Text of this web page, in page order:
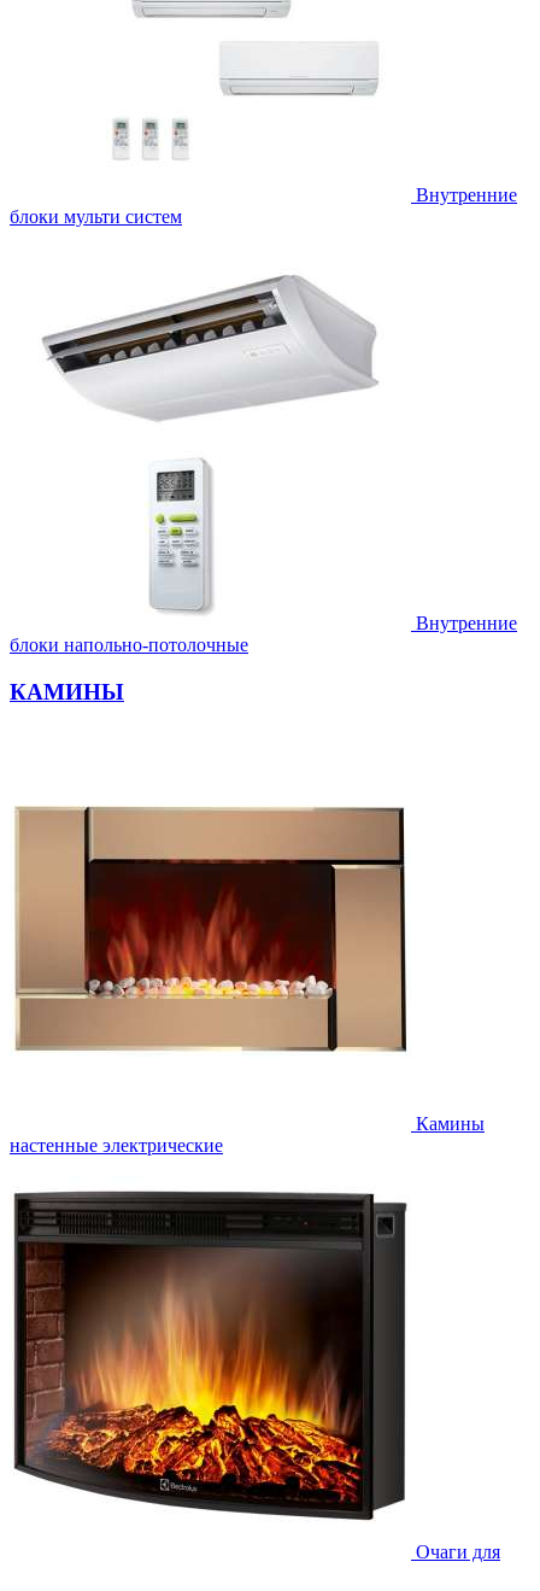
Внутренние
блоки мульти систем
Внутренние
блоки напольно-потолочные
КАМИНЫ
Камины
настенные электрические
Очаги для